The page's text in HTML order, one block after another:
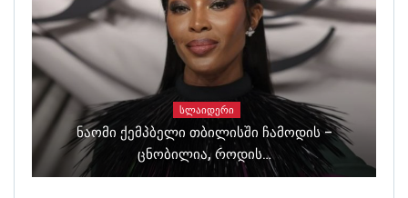
ᲡᲚᲐᲘᲓᲔᲠᲘ
Ნაომი Ქემპბელი Თბილისში Ჩამოდის –
Ცნობილია, Როდის…